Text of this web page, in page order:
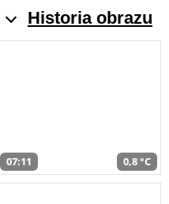
Historia obrazu
07:11 0,8 °C